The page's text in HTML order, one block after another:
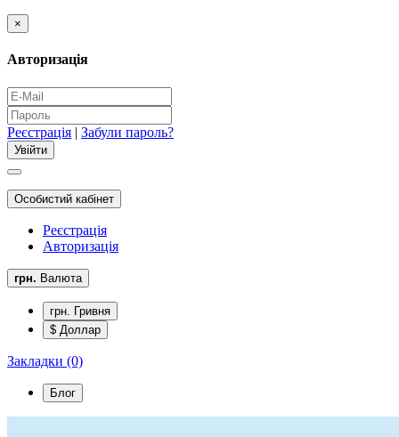
×
Авторизація
Реєстрація | Забули пароль?
Особистий кабінет
Реєстрація
Авторизація
грн. Валюта
грн. Гривня
$ Доллар
Закладки (0)
Блог